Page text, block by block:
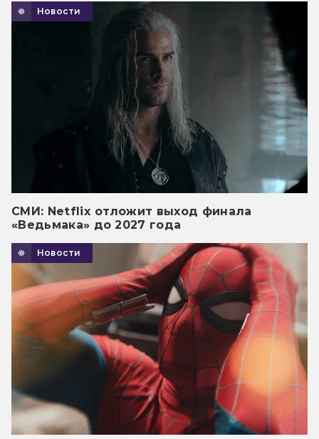
Новости
СМИ: Netflix отложит выход финала
«Ведьмака» до 2027 года
Новости